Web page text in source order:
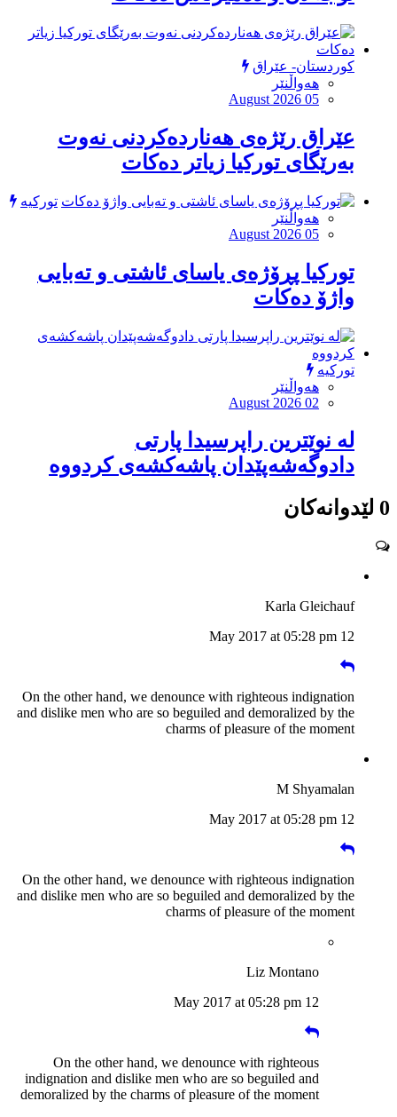
کوردستان- عێراق
هەواڵنێر
August 2026 05
عێراق رێژەی هەناردەکردنی نەوت
بەرێگای تورکیا زیاتر دەکات
تورکیە
هەواڵنێر
August 2026 05
توركیا پڕۆژەی یاسای ئاشتی و تەبایی
واژۆ دەكات
تورکیە
هەواڵنێر
August 2026 02
لە نوێترین راپرسیدا پارتی
دادوگەشەپێدان پاشەكشەی كردووە
0 لێدوانەکان
Karla Gleichauf
12 May 2017 at 05:28 pm
On the other hand, we denounce with righteous indignation
and dislike men who are so beguiled and demoralized by the
charms of pleasure of the moment
M Shyamalan
12 May 2017 at 05:28 pm
On the other hand, we denounce with righteous indignation
and dislike men who are so beguiled and demoralized by the
charms of pleasure of the moment
Liz Montano
12 May 2017 at 05:28 pm
On the other hand, we denounce with righteous
indignation and dislike men who are so beguiled and
demoralized by the charms of pleasure of the moment